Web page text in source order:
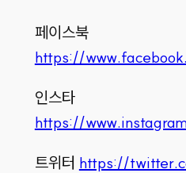
페이스북
https://
인스타
https://
트위터 https://